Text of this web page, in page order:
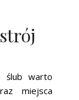
ślub warto
miejsca